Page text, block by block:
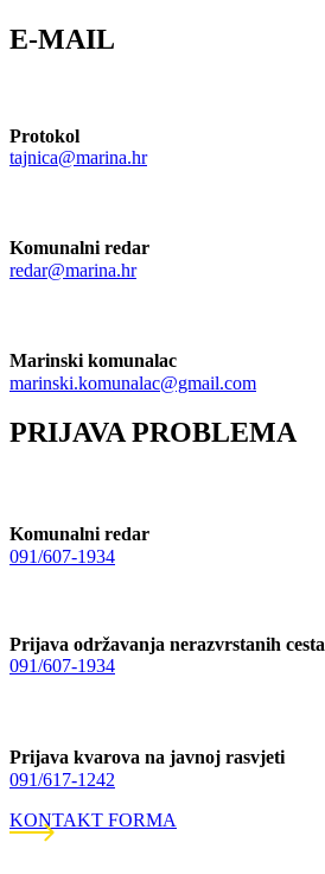
E-MAIL
Protokol
tajnica@marina.hr
Komunalni redar
redar@marina.hr
Marinski komunalac
marinski.komunalac@gmail.com
PRIJAVA PROBLEMA
Komunalni redar
091/607-1934
Prijava održavanja nerazvrstanih cesta
091/607-1934
Prijava kvarova na javnoj rasvjeti
091/617-1242
KONTAKT FORMA